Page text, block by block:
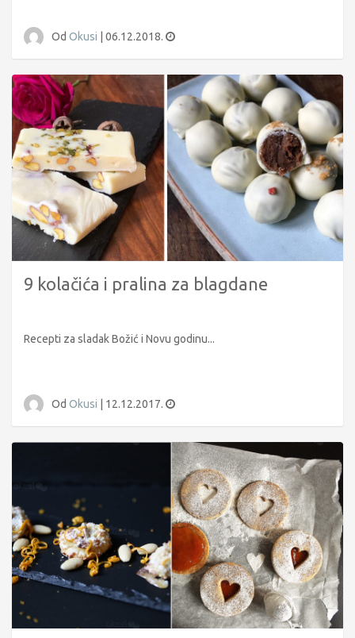
Od Okusi | 06.12.2018.
9 kolačića i pralina za blagdane
Recepti za sladak Božić i Novu godinu...
Od Okusi 12.12.2017.